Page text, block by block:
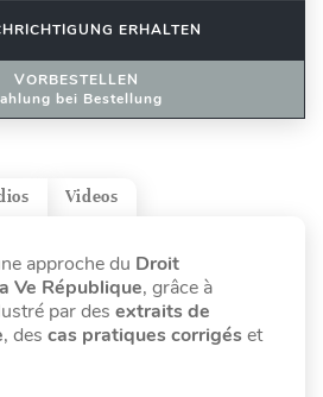
ERHALTEN
VORBESTELLEN
bei Bestellung
Videos
approche du Droit
Ve République, grâce à
par des extraits de
, des cas pratiques corrigés et